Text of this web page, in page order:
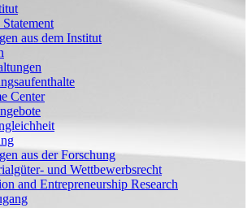
aus dem Institut
Center
aus der Forschung
und Wettbewerbsrecht
and Entrepreneurship Research